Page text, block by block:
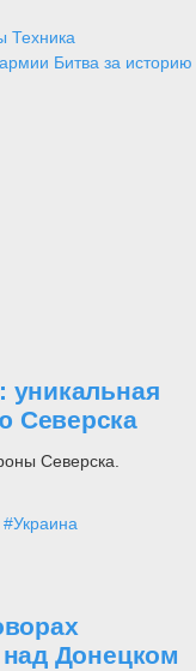
Техника
Битва за историю
уникальная
Северска
Северска.
#Украина
над Донецком